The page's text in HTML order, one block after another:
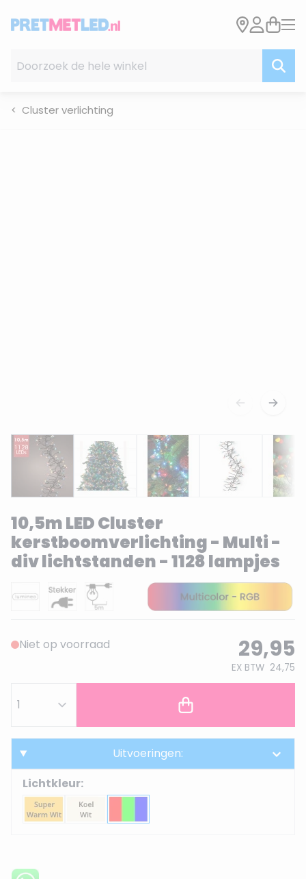
Cluster verlichting
10,5m LED Cluster
kerstboomverlichting - Multi -
div lichtstanden - 1128 lampjes
Niet op voorraad 29,95
EX BTW 24,75
Uitvoeringen:
Lichtkleur: